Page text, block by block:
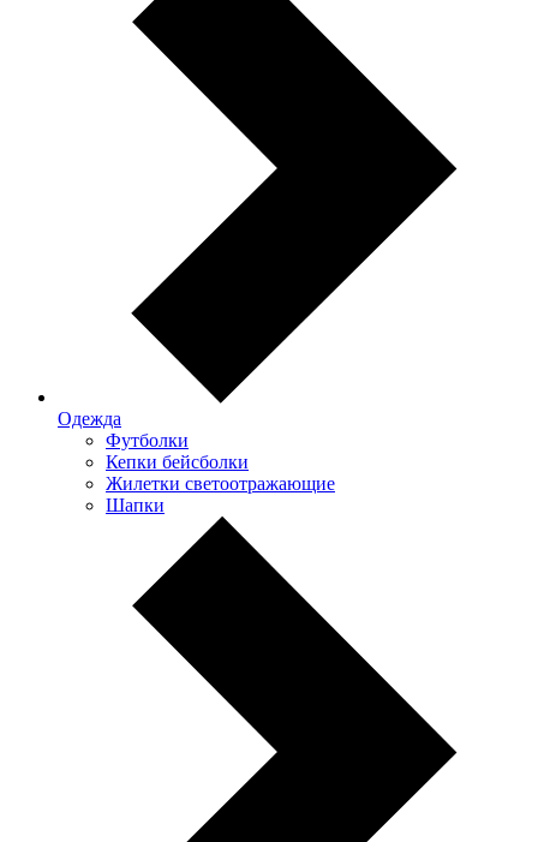
Одежда
Футболки
Кепки бейсболки
Жилетки светоотражающие
Шапки